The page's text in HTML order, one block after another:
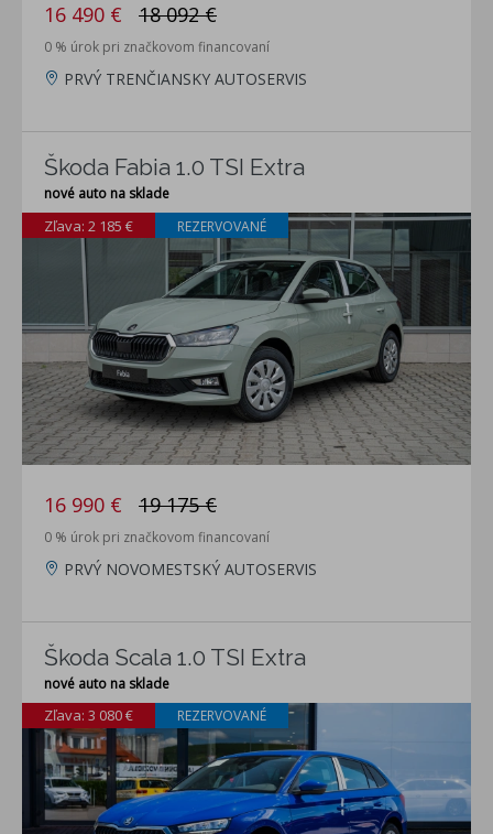
16 490 € 18 092 €
0 % úrok pri značkovom financovaní
PRVÝ TRENČIANSKY AUTOSERVIS
Škoda Fabia 1.0 TSI Extra
nové auto na sklade
Zľava: 2 185 € REZERVOVANÉ
16 990 € 19 175 €
0 % úrok pri značkovom financovaní
PRVÝ NOVOMESTSKÝ AUTOSERVIS
Škoda Scala 1.0 TSI Extra
nové auto na sklade
Zľava: 3 080 € REZERVOVANÉ